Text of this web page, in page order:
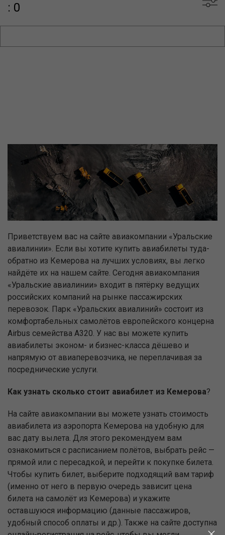
: 0
Приветствуем вас на сайте авиакомпании «Уральские
авиалинии». Если вы хотите купить авиабилеты туда-
обратно из Кемерова на лучших условиях, вы легко
найдёте их на нашем сайте. Сегодня авиакомпания
«Уральские авиалинии» входит в пятёрку ведущих
российских компаний на рынке пассажирских
перевозок. Парк «Уральских авиалиний» состоит из
комфортабельных самолётов европейского концерна
Airbus семейства А320. У нас вы можете купить
авиабилеты эконом- и бизнес-класса дёшево и
напрямую от авиаперевозчика, не переплачивая за
посреднические услуги.
Как узнать сколько стоит авиабилет из Кемерова?
На сайте авиакомпании вы можете узнать стоимость
авиабилета из аэропорта Кемерова на удобную для
вас дату вылета. Для этого рекомендуем вам
ознакомиться с расписанием полётов, выбрать рейс —
прямой или с пересадкой, и перейти к покупке билета.
Чтобы купить билет, выберите подходящий вам тариф
(именно от него в первую очередь зависит цена
билета на самолёт из Кемерова) и укажите
оставшуюся информацию (данные пассажиров,
удобный способ оплаты и др.). Также на сайте доступна